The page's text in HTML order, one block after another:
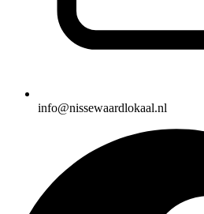
info@nissewaardlokaal.nl